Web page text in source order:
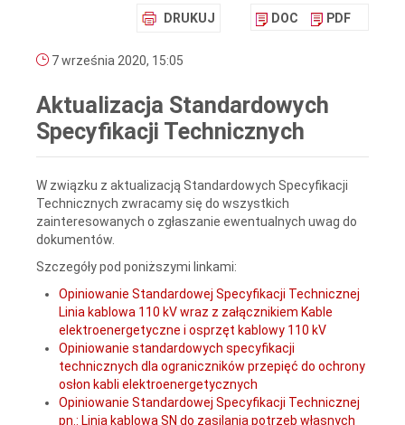
DRUKUJ DOC PDF
7 września 2020, 15:05
Aktualizacja Standardowych
Specyfikacji Technicznych
W związku z aktualizacją Standardowych Specyfikacji
Technicznych zwracamy się do wszystkich
zainteresowanych o zgłaszanie ewentualnych uwag do
dokumentów.
Szczegóły pod poniższymi linkami:
Opiniowanie Standardowej Specyfikacji Technicznej
Linia kablowa 110 kV wraz z załącznikiem Kable
elektroenergetyczne i osprzęt kablowy 110 kV
Opiniowanie standardowych specyfikacji
technicznych dla ograniczników przepięć do ochrony
osłon kabli elektroenergetycznych
Opiniowanie Standardowej Specyfikacji Technicznej
pn.: Linia kablowa SN do zasilania potrzeb własnych